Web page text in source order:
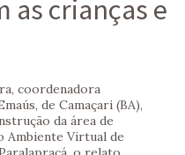
as crianças e
coordenadora
de Camaçari (BA),
da área de
Ambiente Virtual de